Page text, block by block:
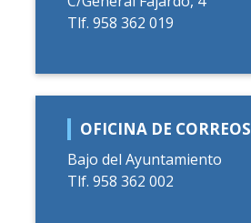
Tlf. 958 362 019
OFICINA DE CORREOS
Bajo del Ayuntamiento
Tlf. 958 362 002